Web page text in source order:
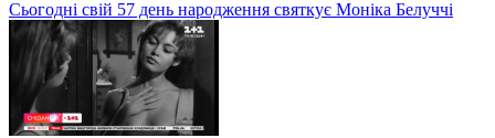
Сьогодні свій 57 день народження святкує Моніка Белуччі